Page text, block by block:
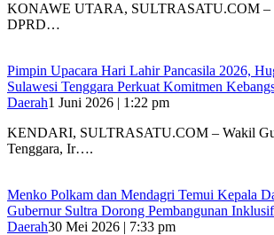
KONAWE UTARA, SULTRASATU.COM –
DPRD…
Pimpin Upacara Hari Lahir Pancasila 2026,
Sulawesi Tenggara Perkuat Komitmen
Daerah1 Juni 2026 | 1:22 pm
KENDARI, SULTRASATU.COM – Wakil
Tenggara, Ir….
Menko Polkam dan Mendagri Temui Kepala
Gubernur Sultra Dorong Pembangunan Inklusif
Daerah30 Mei 2026 | 7:33 pm